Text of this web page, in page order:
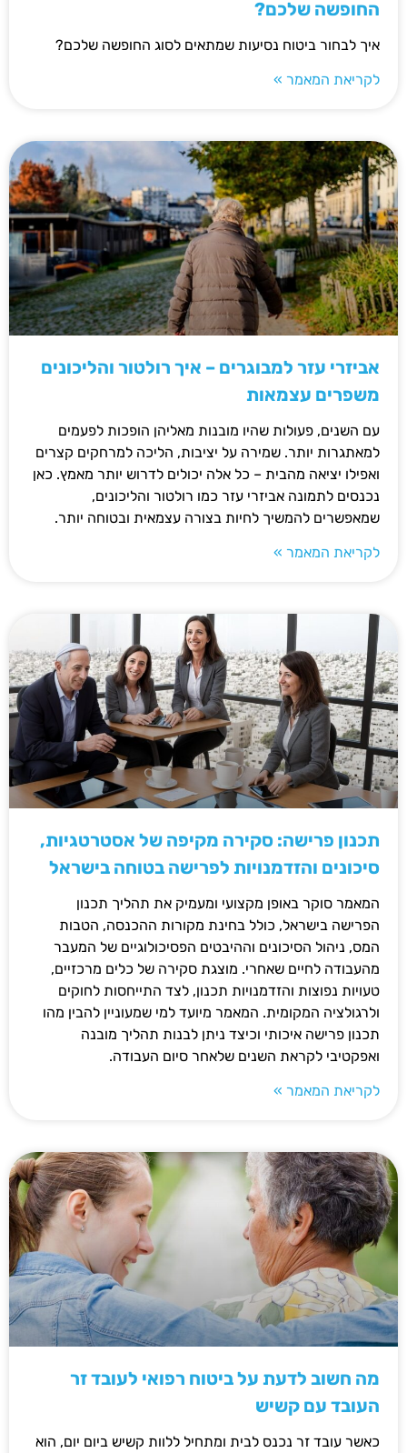
החופשה שלכם?
איך לבחור ביטוח נסיעות שמתאים לסוג החופשה שלכם?
לקריאת המאמר »
אביזרי עזר למבוגרים – איך רולטור והליכונים
משפרים עצמאות
עם השנים, פעולות שהיו מובנות מאליהן הופכות לפעמים
למאתגרות יותר. שמירה על יציבות, הליכה למרחקים קצרים
ואפילו יציאה מהבית – כל אלה יכולים לדרוש יותר מאמץ. כאן
נכנסים לתמונה אביזרי עזר כמו רולטור והליכונים,
שמאפשרים להמשיך לחיות בצורה עצמאית ובטוחה יותר.
לקריאת המאמר »
תכנון פרישה: סקירה מקיפה של אסטרטגיות,
סיכונים והזדמנויות לפרישה בטוחה בישראל
המאמר סוקר באופן מקצועי ומעמיק את תהליך תכנון
הפרישה בישראל, כולל בחינת מקורות ההכנסה, הטבות
המס, ניהול הסיכונים וההיבטים הפסיכולוגיים של המעבר
מהעבודה לחיים שאחרי. מוצגת סקירה של כלים מרכזיים,
טעויות נפוצות והזדמנויות תכנון, לצד התייחסות לחוקים
ולרגולציה המקומית. המאמר מיועד למי שמעוניין להבין מהו
תכנון פרישה איכותי וכיצד ניתן לבנות תהליך מובנה
ואפקטיבי לקראת השנים שלאחר סיום העבודה.
לקריאת המאמר »
מה חשוב לדעת על ביטוח רפואי לעובד זר
העובד עם קשיש
כאשר עובד זר נכנס לבית ומתחיל ללוות קשיש ביום יום, הוא